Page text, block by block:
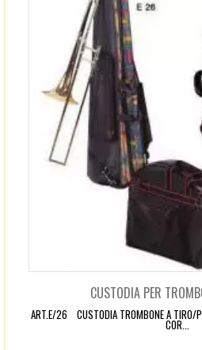
CUSTODIA PER
ART.E/26 CUSTODIA TROMBONE A
COR...